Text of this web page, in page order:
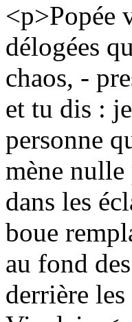
<p>Popée
délogées
chaos, -
et tu dis :
personne
mène
dans les
boue
au fond
derrière